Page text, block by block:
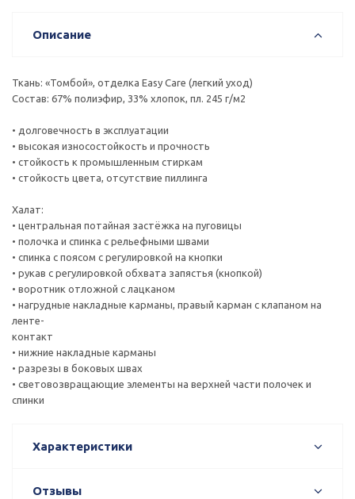
Описание
Ткань: «Томбой», отделка Easy Care (легкий уход)
Состав: 67% полиэфир, 33% хлопок, пл. 245 г/м2
• долговечность в эксплуатации
• высокая износостойкость и прочность
• стойкость к промышленным стиркам
• стойкость цвета, отсутствие пиллинга
Халат:
• центральная потайная застёжка на пуговицы
• полочка и спинка с рельефными швами
• спинка с поясом с регулировкой на кнопки
• рукав с регулировкой обхвата запястья (кнопкой)
• воротник отложной с лацканом
• нагрудные накладные карманы, правый карман с клапаном на
ленте-
контакт
• нижние накладные карманы
• разрезы в боковых швах
• световозвращающие элементы на верхней части полочек и
спинки
Характеристики
Отзывы